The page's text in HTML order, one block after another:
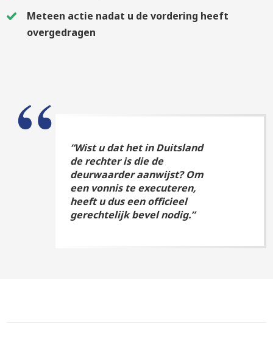
Meteen actie nadat u de vordering heeft
overgedragen
“Wist u dat het in Duitsland
de rechter is die de
deurwaarder aanwijst? Om
een vonnis te executeren,
heeft u dus een officieel
gerechtelijk bevel nodig.”